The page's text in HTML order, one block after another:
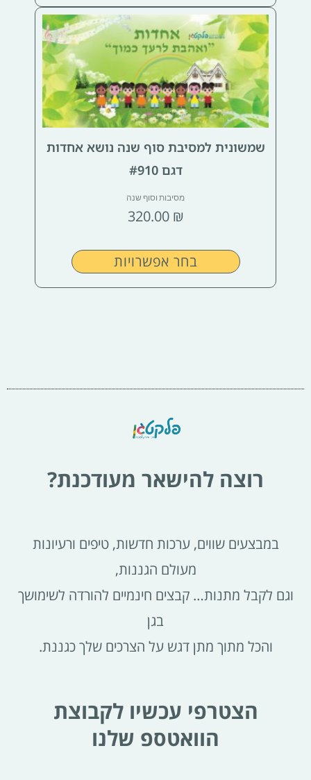
שמשונית למסיבת סוף שנה נושא אחדות
דגם #910
מסיבות וסוף שנה
320.00 ₪
בחר אפשרויות
למוצר
זה
יש
מספר
סוגים.
ניתן
לבחור
את
האפשרויות
המוצר
רוצה להישאר מעודכנת?
במבצעים שווים, ערכות חדשות, טיפים ורעיונות
מעולם הגננות,
וגם לקבל מתנות… קבצים חינמיים להורדה לשימושך
בגן
והכל מתוך מתן דגש על הצרכים שלך כגננת.
הצטרפי עכשיו לקבוצת
הוואטספ שלנו